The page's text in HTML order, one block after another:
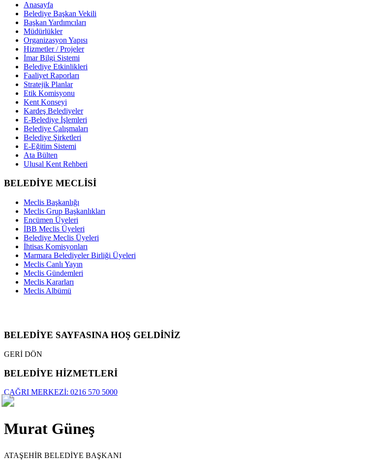
Anasayfa
Belediye Başkan Vekili
Başkan Yardımcıları
Müdürlükler
Organizasyon Yapısı
Hizmetler / Projeler
İmar Bilgi Sistemi
Belediye Etkinlikleri
Faaliyet Raporları
Stratejik Planlar
Etik Komisyonu
Kent Konseyi
Kardeş Belediyeler
E-Belediye İşlemleri
Belediye Çalışmaları
Belediye Şirketleri
E-Eğitim Sistemi
Ata Bülten
Ulusal Kent Rehberi
BELEDİYE MECLİSİ
Meclis Başkanlığı
Meclis Grup Başkanlıkları
Encümen Üyeleri
İBB Meclis Üyeleri
Belediye Meclis Üyeleri
İhtisas Komisyonları
Marmara Belediyeler Birliği Üyeleri
Meclis Canlı Yayın
Meclis Gündemleri
Meclis Kararları
Meclis Albümü
BELEDİYE SAYFASINA HOŞ GELDİNİZ
GERİ DÖN
BELEDİYE HİZMETLERİ
ÇAĞRI MERKEZİ: 0216 570 5000
Murat Güneş
ATAŞEHİR BELEDİYE BAŞKANI